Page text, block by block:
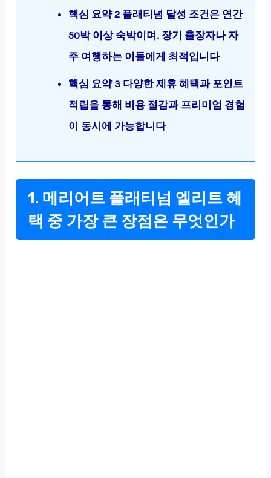
핵심 요약 2 플래티넘 달성 조건은 연간
50박 이상 숙박이며, 장기 출장자나 자
주 여행하는 이들에게 최적입니다
핵심 요약 3 다양한 제휴 혜택과 포인트
적립을 통해 비용 절감과 프리미엄 경험
이 동시에 가능합니다
1. 메리어트 플래티넘 엘리트 혜
택 중 가장 큰 장점은 무엇인가